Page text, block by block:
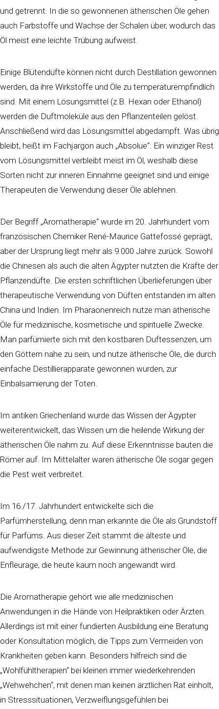
und getrennt. In die so gewonnenen ätherischen Öle gehen
auch Farbstoffe und Wachse der Schalen über, wodurch das
Öl meist eine leichte Trübung aufweist.
Einige Blütendüfte können nicht durch Destillation gewonnen
werden, da ihre Wirkstoffe und Öle zu temperaturempfindlich
sind. Mit einem Lösungsmittel (z.B. Hexan oder Ethanol)
werden die Duftmoleküle aus den Pflanzenteilen gelöst.
Anschließend wird das Lösungsmittel abgedampft. Was übrig
bleibt, heißt im Fachjargon auch „Absolue“. Ein winziger Rest
vom Lösungsmittel verbleibt meist im Öl, weshalb diese
Sorten nicht zur inneren Einnahme geeignet sind und einige
Therapeuten die Verwendung dieser Öle ablehnen.
Der Begriff „Aromatherapie“ wurde im 20. Jahrhundert vom
französischen Chemiker René-Maurice Gattefossé geprägt,
aber der Ursprung liegt mehr als 9.000 Jahre zurück. Sowohl
die Chinesen als auch die alten Ägypter nutzten die Kräfte der
Pflanzendüfte. Die ersten schriftlichen Überlieferungen über
therapeutische Verwendung von Düften entstanden im alten
China und Indien. Im Pharaonenreich nutze man ätherische
Öle für medizinische, kosmetische und spirituelle Zwecke.
Man parfümierte sich mit den kostbaren Duftessenzen, um
den Göttern nahe zu sein, und nutze ätherische Öle, die durch
einfache Destillierapparate gewonnen wurden, zur
Einbalsamierung der Toten.
Im antiken Griechenland wurde das Wissen der Ägypter
weiterentwickelt, das Wissen um die heilende Wirkung der
ätherischen Öle nahm zu. Auf diese Erkenntnisse bauten die
Römer auf. Im Mittelalter waren ätherische Öle sogar gegen
die Pest weit verbreitet.
Im 16./17. Jahrhundert entwickelte sich die
Parfümherstellung, denn man erkannte die Öle als Grundstoff
für Parfüms. Aus dieser Zeit stammt die älteste und
aufwendigste Methode zur Gewinnung ätherischer Öle, die
Enfleurage, die heute kaum noch angewandt wird.
Die Aromatherapie gehört wie alle medizinischen
Anwendungen in die Hände von Heilpraktiken oder Ärzten.
Allerdings ist mit einer fundierten Ausbildung eine Beratung
oder Konsultation möglich, die Tipps zum Vermeiden von
Krankheiten geben kann. Besonders hilfreich sind die
„Wohlfühltherapien“ bei kleinen immer wiederkehrenden
„Wehwehchen“, mit denen man keinen ärztlichen Rat einholt,
in Stresssituationen, Verzweiflungsgefühlen bei